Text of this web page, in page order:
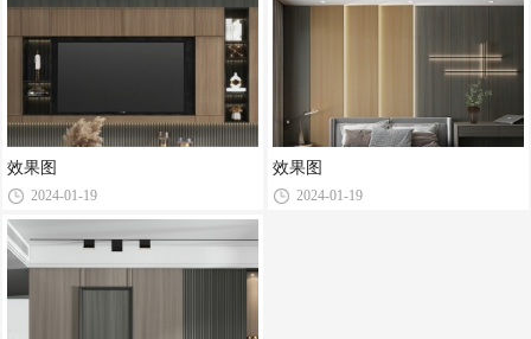
效果图
2024-01-19
效果图
2024-01-19